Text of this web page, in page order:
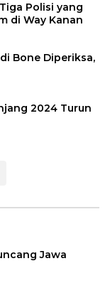
Polisi yang
di Way Kanan
Bone Diperiksa,
2024 Turun
Jawa